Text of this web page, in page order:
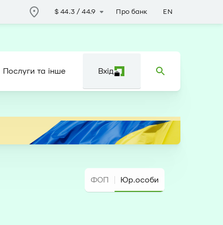
$ 44.3 / 44.9 Про банк EN
Послуги та інше Вхід
ФОП Юр.особи